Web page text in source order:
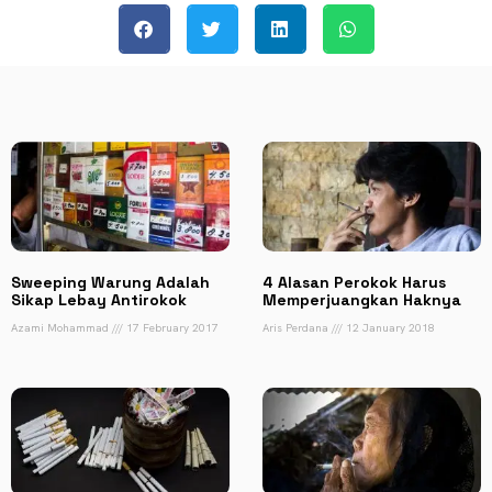
Sweeping Warung Adalah
Sikap Lebay Antirokok
Azami Mohammad 17 February 2017
4 Alasan Perokok Harus
Memperjuangkan Haknya
Aris Perdana 12 January 2018